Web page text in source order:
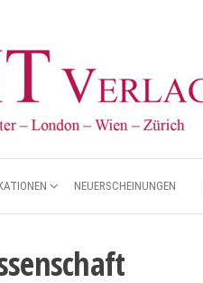
NEUERSCHEINUNGEN